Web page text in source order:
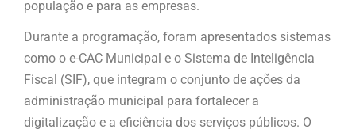
população e para as empresas.
Durante a programação, foram apresentados sistemas
como o e-CAC Municipal e o Sistema de Inteligência
Fiscal (SIF), que integram o conjunto de ações da
administração municipal para fortalecer a
digitalização e a eficiência dos serviços públicos. O